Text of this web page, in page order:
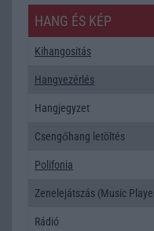
HANG ÉS KÉP
Kihangositás
Hangvezérlés
Hangjegyzet
Csengőhang letöltés
Polifonia
Zenelejátszás (Music
Rádió